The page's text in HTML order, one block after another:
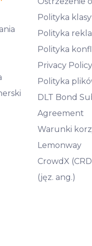
Polityka
Polityka
Polityka
Privacy Policy
Polityka
DLT Bond
Agreement
Warunki
Lemonway
CrowdX
(jęz. ang.)